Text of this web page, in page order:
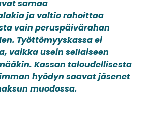
samaa
ja valtio rahoittaa
vain peruspäivärahan
. Työttömyyskassa ei
vaikka usein sellaiseen
Kassan taloudellisesta
hyödyn saavat jäsenet
muodossa.